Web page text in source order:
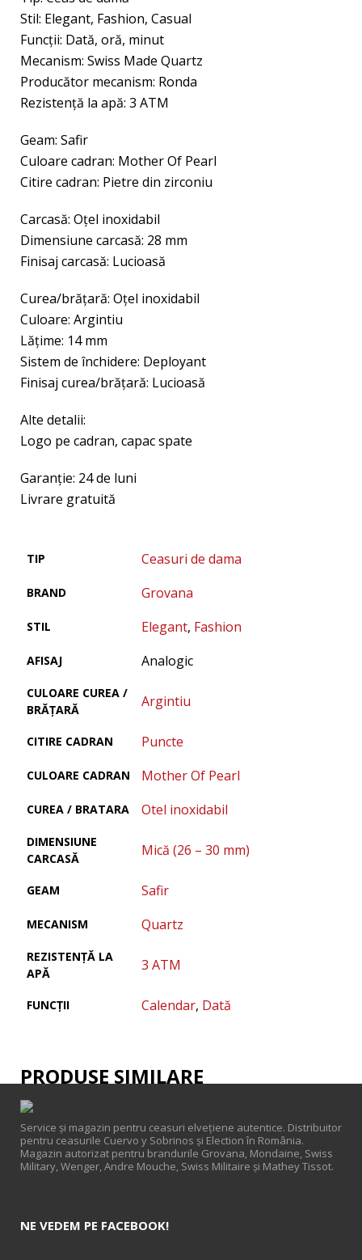
Stil: Elegant, Fashion, Casual
Funcţii: Dată, oră, minut
Mecanism: Swiss Made Quartz
Producător mecanism: Ronda
Rezistenţă la apă: 3 ATM
Geam: Safir
Culoare cadran: Mother Of Pearl
Citire cadran: Pietre din zirconiu
Carcasă: Oțel inoxidabil
Dimensiune carcasă: 28 mm
Finisaj carcasă: Lucioasă
Curea/brăţară: Oțel inoxidabil
Culoare: Argintiu
Lăţime: 14 mm
Sistem de închidere: Deployant
Finisaj curea/brățară: Lucioasă
Alte detalii:
Logo pe cadran, capac spate
Garanţie: 24 de luni
Livrare gratuită
TIP Ceasuri de dama
BRAND Grovana
STIL Elegant, Fashion
AFISAJ Analogic
CULOARE CUREA /
BRĂȚARĂ
Argintiu
CITIRE CADRAN Puncte
CULOARE CADRAN Mother Of Pearl
CUREA / BRATARA Otel inoxidabil
DIMENSIUNE
CARCASĂ
Mică (26 – 30 mm)
GEAM Safir
MECANISM Quartz
REZISTENȚĂ LA
APĂ
3 ATM
FUNCȚII Calendar, Dată
PRODUSE SIMILARE
Service și magazin pentru ceasuri elveţiene autentice. Distribuitor
pentru ceasurile Cuervo y Sobrinos și Election în România.
Magazin autorizat pentru brandurile Grovana, Mondaine, Swiss
Military, Wenger, Andre Mouche, Swiss Militaire și Mathey Tissot.
NE VEDEM PE FACEBOOK!